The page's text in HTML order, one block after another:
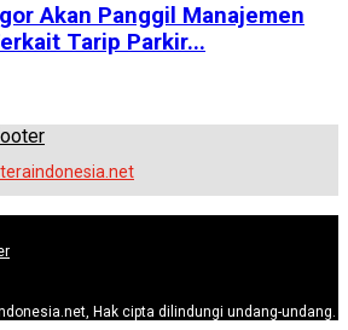
Akan Panggil Manajemen
Tarip Parkir...
Hak cipta dilindungi undang-undang.